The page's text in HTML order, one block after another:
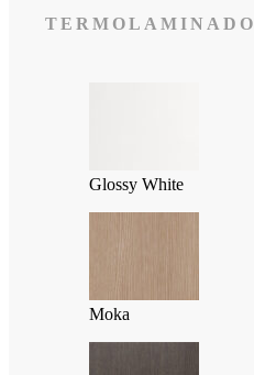
TERMOLAMINADO
Glossy White
Moka